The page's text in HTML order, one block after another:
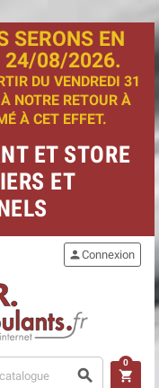
SERONS EN
24/08/2026.
DU VENDREDI 31
NOTRE RETOUR À
À CET EFFET.
ET STORE
ET
search
personConnexion
shopping_cart
0